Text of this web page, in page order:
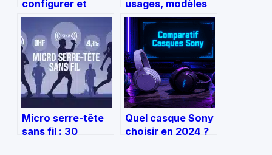
configurer et
optimiser un pc
totalement
silencieux
usages, modèles
disponibles et
limites à connaître
Micro serre-tête
sans fil : 30
Quel casque Sony
choisir en 2024 ?